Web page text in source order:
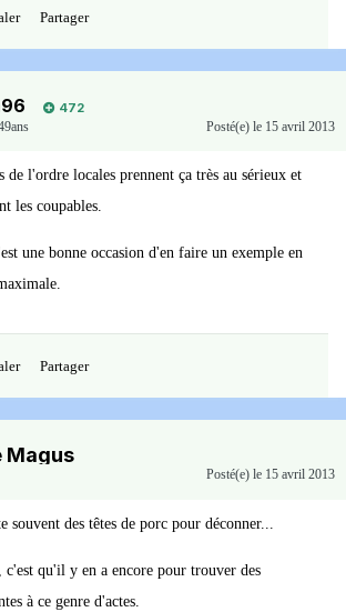
Partager
472
Posté(e) le 15 avril 2013
de l'ordre locales prennent ça très au sérieux et
les coupables.
une bonne occasion d'en faire un exemple en
Partager
Magus
Posté(e) le 15 avril 2013
souvent des têtes de porc pour déconner...
c'est qu'il y en a encore pour trouver des
à ce genre d'actes.